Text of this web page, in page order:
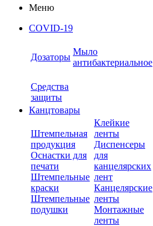
Меню
COVID-19
Дозаторы
Мыло
антибактериальное
Средства
защиты
Канцтовары
Штемпельная
продукция
Оснастки для
печати
Штемпельные
краски
Штемпельные
подушки
Клейкие
ленты
Диспенсеры
для
канцелярских
лент
Канцелярские
ленты
Монтажные
ленты